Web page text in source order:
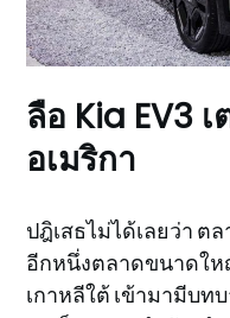
ลือ Kia EV3
อเมริกา
ปฎิเสธไม่ได้เลยว่า ต
อีกหนึ่งตลาดขนาดใ
เกาหลีใต้ เข้ามามีบท